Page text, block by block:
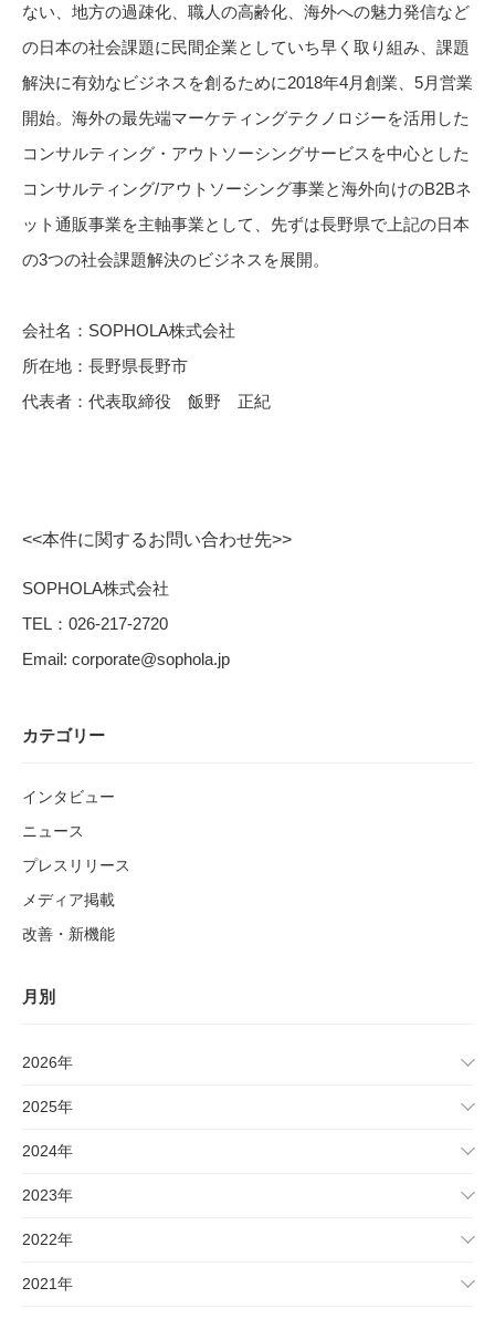
ない、地方の過疎化、職人の高齢化、海外への魅力発信など
の日本の社会課題に民間企業としていち早く取り組み、課題
解決に有効なビジネスを創るために2018年4月創業、5月営業
開始。海外の最先端マーケティングテクノロジーを活用した
コンサルティング・アウトソーシングサービスを中心とした
コンサルティング/アウトソーシング事業と海外向けのB2Bネ
ット通販事業を主軸事業として、先ずは長野県で上記の日本
の3つの社会課題解決のビジネスを展開。
会社名：SOPHOLA株式会社
所在地：長野県長野市
代表者：代表取締役 飯野 正紀
<<本件に関するお問い合わせ先>>
SOPHOLA株式会社
TEL：026-217-2720
Email: corporate@sophola.jp
カテゴリー
インタビュー
ニュース
プレスリリース
メディア掲載
改善・新機能
月別
2026年
2025年
2024年
2023年
2022年
2021年